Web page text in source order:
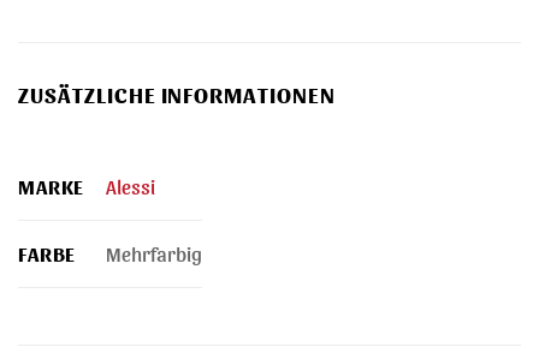
ZUSÄTZLICHE INFORMATIONEN
MARKE Alessi
FARBE Mehrfarbig